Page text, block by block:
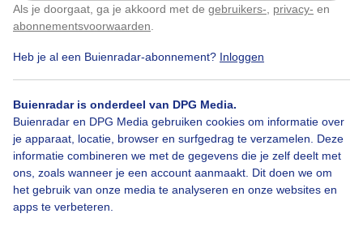
Als je doorgaat, ga je akkoord met de gebruikers- privacy- en
abonnementsvoorwaarden
Heb je al een Buienradar-abonnement? Inloggen
Buienradar is onderdeel van DPG Media.
Buienradar en DPG Media gebruiken cookies om informatie over
je apparaat, locatie, browser en surfgedrag te verzamelen. Deze
informatie combineren we met de gegevens die je zelf deelt met
ons, zoals wanneer je een account aanmaakt. Dit doen we om
het gebruik van onze media te analyseren en onze websites en
apps te verbeteren.
Bekijk slideshow
Klik hierom dit aan te passen